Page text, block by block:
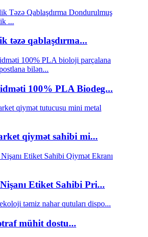
təzə qablaşdırma...
100% PLA Biodeg...
qiymət sahibi mi...
Etiket Sahibi Pri...
mühit dostu...